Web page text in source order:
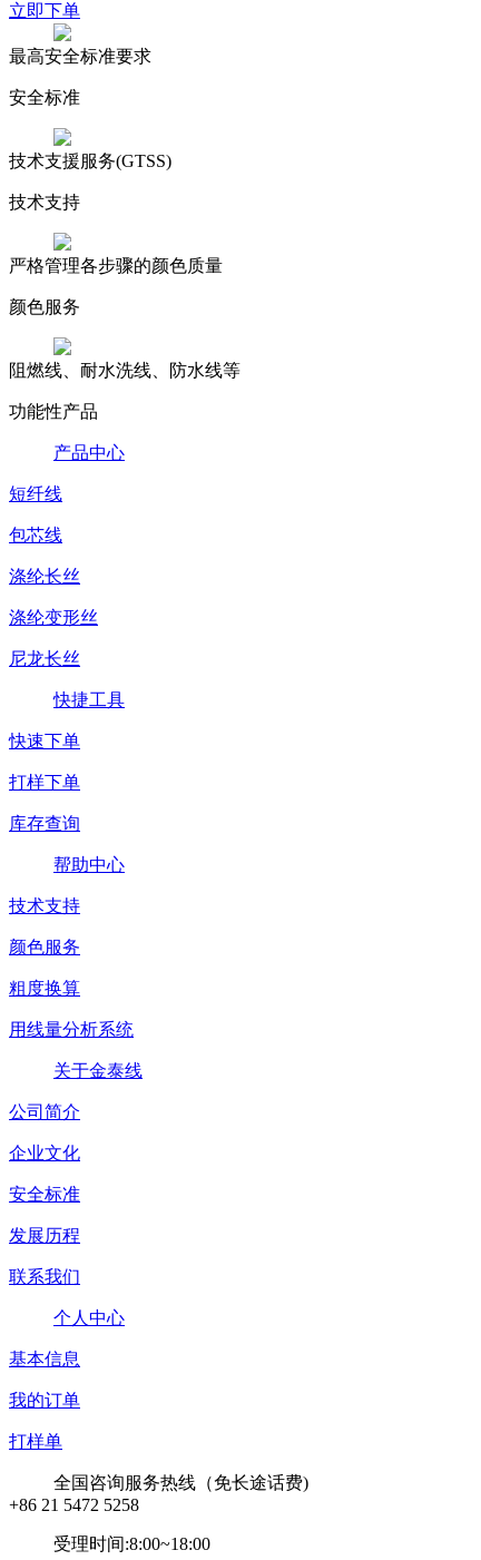
立即下单
最高安全标准要求
安全标准
技术支援服务(GTSS)
技术支持
严格管理各步骤的颜色质量
颜色服务
阻燃线、耐水洗线、防水线等
功能性产品
产品中心
短纤线
包芯线
涤纶长丝
涤纶变形丝
尼龙长丝
快捷工具
快速下单
打样下单
库存查询
帮助中心
技术支持
颜色服务
粗度换算
用线量分析系统
关于金泰线
公司简介
企业文化
安全标准
发展历程
联系我们
个人中心
基本信息
我的订单
打样单
全国咨询服务热线（免长途话费)
+86 21 5472 5258
受理时间:8:00~18:00